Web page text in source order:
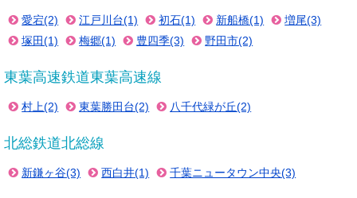
愛宕(2) 江戸川台(1) 初石(1) 新船橋(1)
増尾(3)
塚田(1)
梅郷(1) 豊四季(3) 野田市(2)
東葉高速鉄道東葉高速線
村上(2) 東葉勝田台(2) 八千代緑が丘(2)
北総鉄道北総線
新鎌ヶ谷(3) 西白井(1) 千葉ニュータウン中央(3)